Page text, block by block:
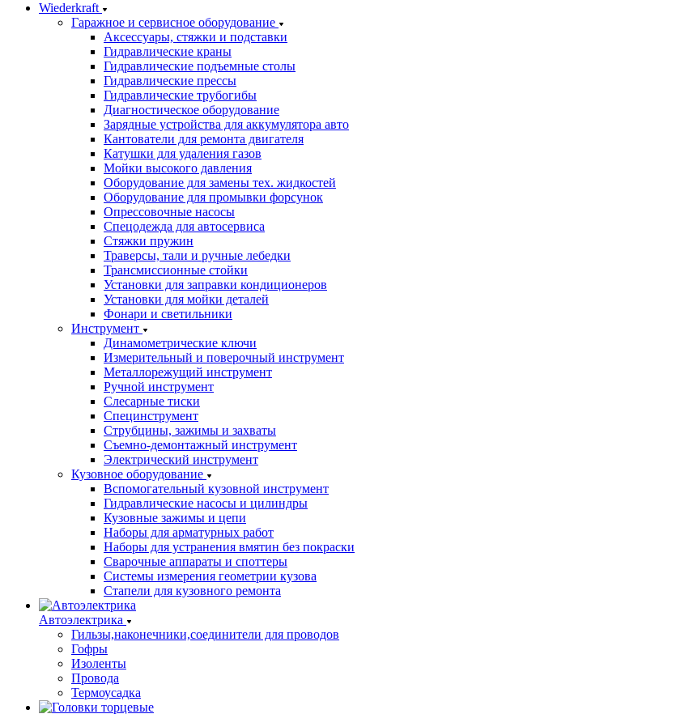
Wiederkraft
Гаражное и сервисное оборудование
Аксессуары, стяжки и подставки
Гидравлические краны
Гидравлические подъемные столы
Гидравлические прессы
Гидравлические трубогибы
Диагностическое оборудование
Зарядные устройства для аккумулятора авто
Кантователи для ремонта двигателя
Катушки для удаления газов
Мойки высокого давления
Оборудование для замены тех. жидкостей
Оборудование для промывки форсунок
Опрессовочные насосы
Спецодежда для автосервиса
Стяжки пружин
Траверсы, тали и ручные лебедки
Трансмиссионные стойки
Установки для заправки кондиционеров
Установки для мойки деталей
Фонари и светильники
Инструмент
Динамометрические ключи
Измерительный и поверочный инструмент
Металлорежущий инструмент
Ручной инструмент
Слесарные тиски
Специнструмент
Струбцины, зажимы и захваты
Съемно-демонтажный инструмент
Электрический инструмент
Кузовное оборудование
Вспомогательный кузовной инструмент
Гидравлические насосы и цилиндры
Кузовные зажимы и цепи
Наборы для арматурных работ
Наборы для устранения вмятин без покраски
Сварочные аппараты и споттеры
Системы измерения геометрии кузова
Стапели для кузовного ремонта
Автоэлектрика
Гильзы,наконечники,соединители для проводов
Гофры
Изоленты
Провода
Термоусадка